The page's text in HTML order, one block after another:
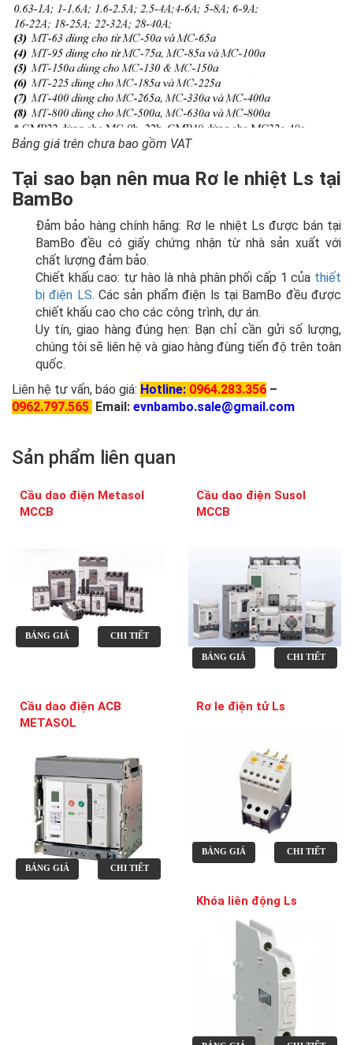
Bảng giá trên chưa bao gồm VAT
Tại sao bạn nên mua Rơ le nhiệt Ls tại
BamBo
Đảm bảo hàng chính hãng: Rơ le nhiệt Ls được bán tại
BamBo đều có giấy chứng nhận từ nhà sản xuất với
chất lượng đảm bảo.
Chiết khấu cao: tự hào là nhà phân phối cấp 1 của thiết
bị điện LS. Các sản phẩm điện ls tại BamBo đều được
chiết khấu cao cho các công trình, dự án.
Uy tín, giao hàng đúng hẹn: Bạn chỉ cần gửi số lượng,
chúng tôi sẽ liên hệ và giao hàng đùng tiến độ trên toàn
quốc.
Liên hệ tư vấn, báo giá: Hotline: 0964.283.356 –
0962.797.565 Email: evnbambo.sale@gmail.com
Sản phẩm liên quan
Cầu dao điện Metasol
MCCB
BẢNG GIÁ CHI TIẾT
Cầu dao điện Susol
MCCB
BẢNG GIÁ CHI TIẾT
Cầu dao điện ACB
METASOL
BẢNG GIÁ CHI TIẾT
Rơ le điện tử Ls
BẢNG GIÁ CHI TIẾT
Khóa liên động Ls